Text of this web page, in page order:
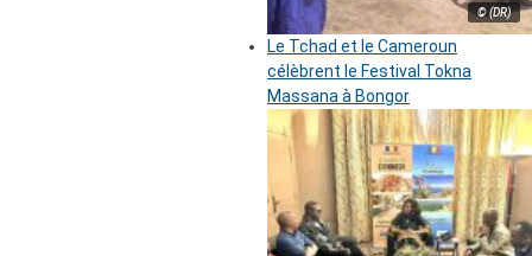
© (DR)
Le Tchad et le Cameroun
célèbrent le Festival Tokna
Massana à Bongor